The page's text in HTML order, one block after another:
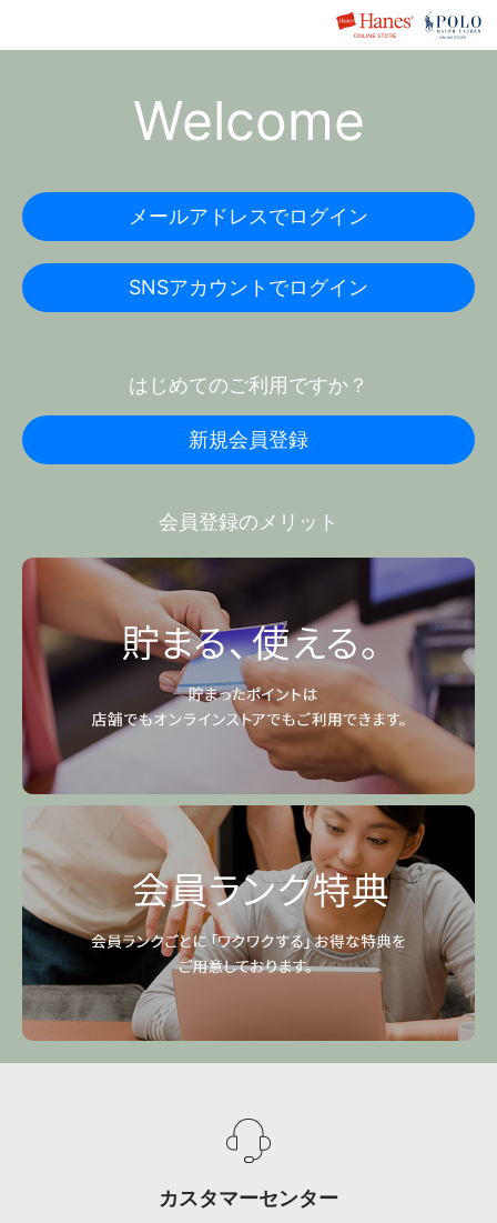
Welcome
メールアドレスでログイン
SNSアカウントでログイン
はじめてのご利用ですか？
新規会員登録
会員登録のメリット
カスタマーセンター